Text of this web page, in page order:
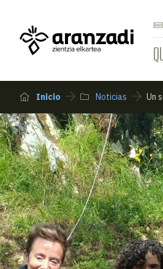
Inicio Noticias Un